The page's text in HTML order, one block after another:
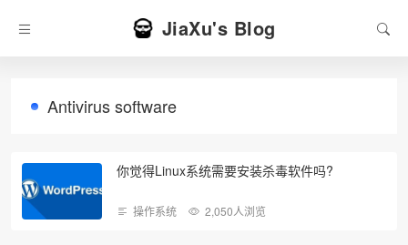
JiaXu's Blog
Antivirus software
你觉得Linux系统需要安装杀毒软件吗?
操作系统 2,050人浏览